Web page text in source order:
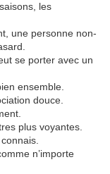
les
une personne non-
se porter avec un
ensemble.
douce.
plus voyantes.
n’importe